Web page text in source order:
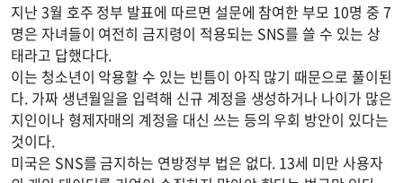
지난 3월 호주 정부 발표에 따르면 설문에 참여한 부모 10명 중 7
명은 자녀들이 여전히 금지령이 적용되는 SNS를 쓸 수 있는 상
태라고 답했다다.
이는 청소년이 악용할 수 있는 빈틈이 아직 많기 때문으로 풀이된
다. 가짜 생년월일을 입력해 신규 계정을 생성하거나 나이가 많은
지인이나 형제자매의 계정을 대신 쓰는 등의 우회 방안이 있다는
것이다.
미국은 SNS를 금지하는 연방정부 법은 없다. 13세 미만 사용자